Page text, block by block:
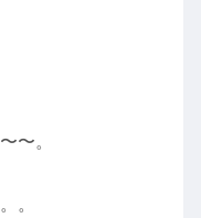
〜。
。